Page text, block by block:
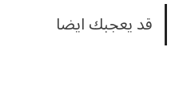
قد يعجبك ايضا